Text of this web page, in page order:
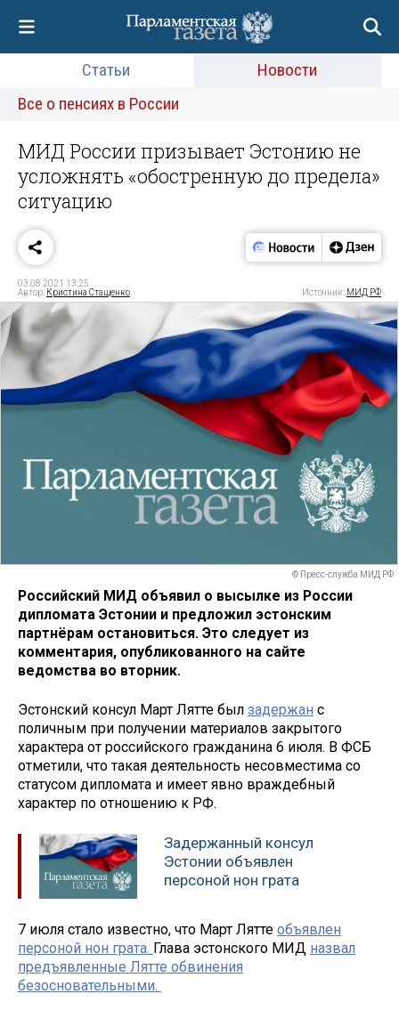
Статьи
Новости
Все о пенсиях в России
МИД России призывает Эстонию не
усложнять «обостренную до предела»
ситуацию
03.08.2021 13:25
Автор: Кристина Стащенко Источник: МИД РФ
© Пресс-служба МИД РФ
Российский МИД объявил о высылке из России
дипломата Эстонии и предложил эстонским
партнёрам остановиться. Это следует из
комментария, опубликованного на сайте
ведомства во вторник.
Эстонский консул Март Лятте был задержан с
поличным при получении материалов закрытого
характера от российского гражданина 6 июля. В ФСБ
отметили, что такая деятельность несовместима со
статусом дипломата и имеет явно враждебный
характер по отношению к РФ.
Задержанный консул
Эстонии объявлен
персоной нон грата
7 июля стало известно, что Март Лятте объявлен
персоной нон грата. Глава эстонского МИД назвал
предъявленные Лятте обвинения
безосновательными.